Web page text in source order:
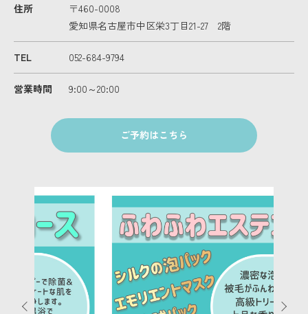
住所
〒460-0008
愛知県名古屋市中区栄3丁目21-27 2階
TEL 052-684-9794
営業時間 9:00～20:00
ご予約はこちら